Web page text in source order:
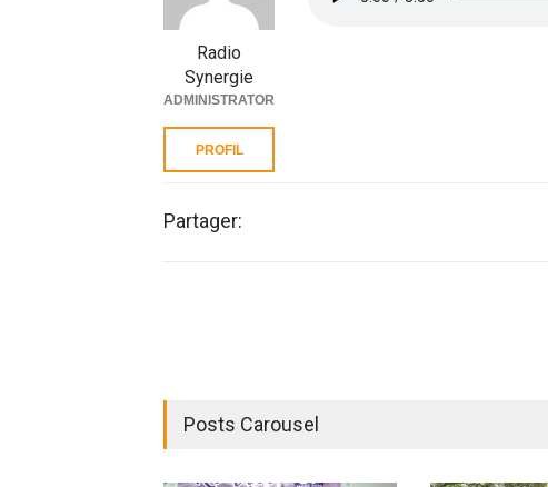
Radio
Synergie
ADMINISTRATOR
PROFIL
Partager:
Posts Carousel